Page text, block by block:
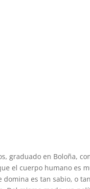
graduado en Boloña,
el cuerpo humano es
es tan sabio, o tan